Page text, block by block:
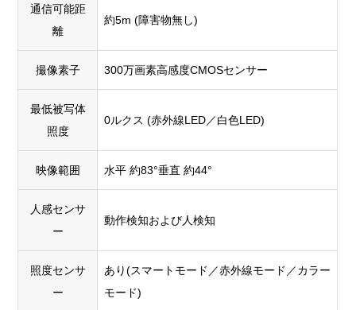
通信可能距
離
約5m (障害物無し)
撮像素子 300万画素高感度CMOSセンサー
最低被写体
照度
0ルクス (赤外線LED／白色LED)
映像範囲 水平 約83°垂直 約44°
人感センサ
ー
動作検知および人検知
照度センサ
ー
あり(スマートモード／赤外線モード／カラー
モード)